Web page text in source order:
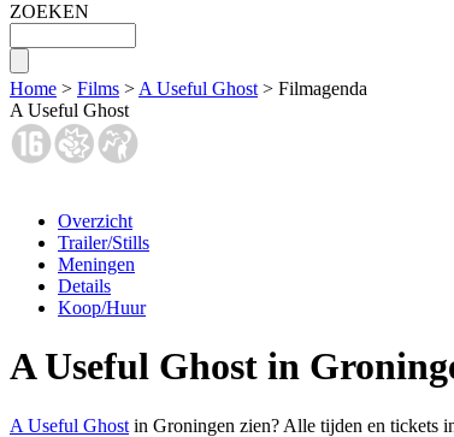
ZOEKEN
Home > Films > A Useful Ghost > Filmagenda
A Useful Ghost
Overzicht
Trailer/Stills
Meningen
Details
Koop/Huur
A Useful Ghost in
A Useful Ghost in Groningen zien? Alle tijden en tickets